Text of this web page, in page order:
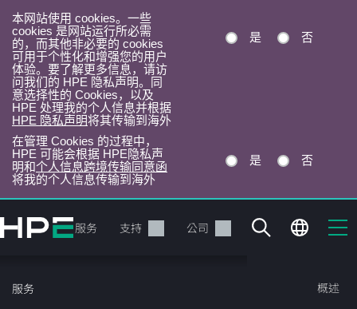
本网站使用 cookies。一些
cookies 是网站运行所必需
的，而其他非必要的 cookies
可用于个性化和增强您的用户
体验。要了解更多信息，请访
问我们的 HPE 隐私声明。同
意选择性的 Cookies，以及
HPE 处理我的个人信息并根据
HPE 隐私声明将其传输到海外
是 否
在管理 Cookies 的过程中，
HPE 可能会根据 HPE隐私声
明和个人信息跨境传输同意函
将我的个人信息传输到海外
是 否
转
到
目
录
产品 服务 支持 公司
服务
HPE 词汇表 概述